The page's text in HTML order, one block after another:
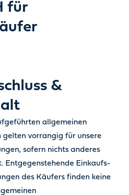
für
&
allgemeinen
gelten vorrangig für unsere
sofern nichts anderes
Entgegenstehende Einkaufs-
des Käufers finden keine